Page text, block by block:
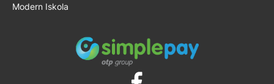
Modern Iskola